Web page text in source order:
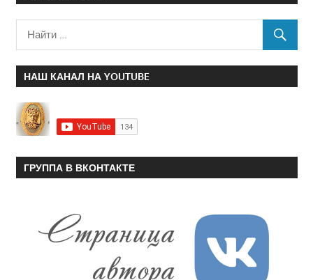
НАШ КАНАЛ НА YOUTUBE
ГРУППА В ВКОНТАКТЕ